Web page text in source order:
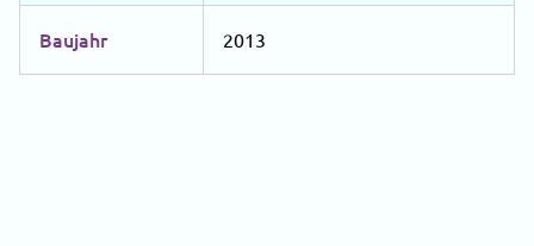
Baujahr 2013